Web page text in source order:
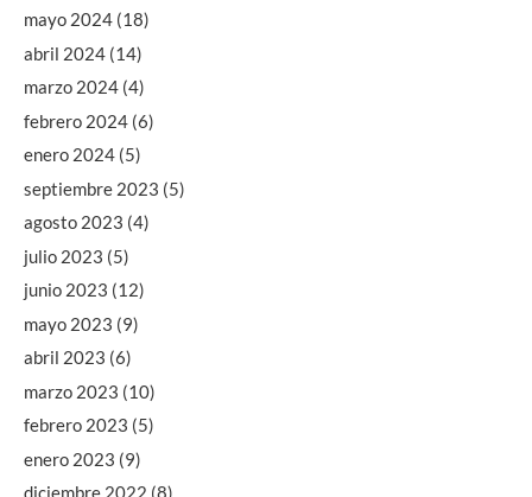
mayo 2024 (18)
abril 2024 (14)
marzo 2024 (4)
febrero 2024 (6)
enero 2024 (5)
septiembre 2023 (5)
agosto 2023 (4)
julio 2023 (5)
junio 2023 (12)
mayo 2023 (9)
abril 2023 (6)
marzo 2023 (10)
febrero 2023 (5)
enero 2023 (9)